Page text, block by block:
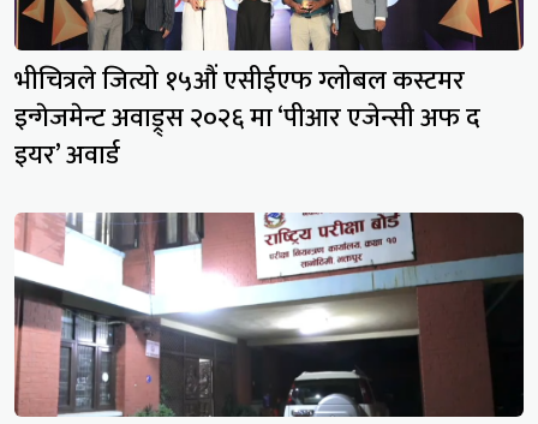
भीचित्रले जित्यो १५औं एसीईएफ ग्लोबल कस्टमर
इन्गेजमेन्ट अवाड्र्स २०२६ मा ‘पीआर एजेन्सी अफ द
इयर’ अवार्ड